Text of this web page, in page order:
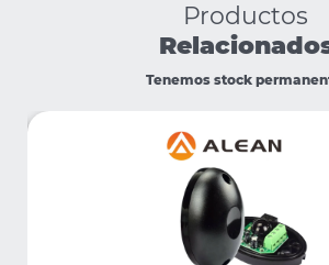
Productos
Tenemos stock